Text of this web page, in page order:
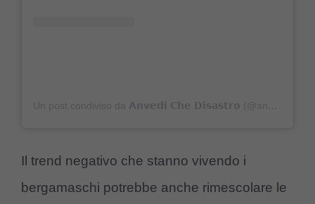
Il trend negativo che stanno vivendo i
bergamaschi potrebbe anche rimescolare le